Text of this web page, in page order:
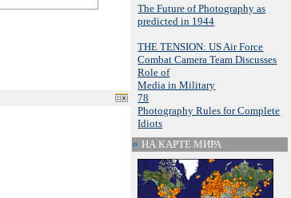
The Future of Photography as
predicted in 1944
THE TENSION: US Air Force
Combat Camera Team Discusses
Role of
Media in Military
78
Photography Rules for Complete
Idiots
НА КАРТЕ МИРА